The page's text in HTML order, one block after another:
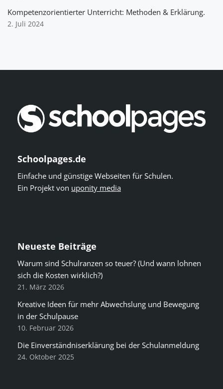
Kompetenzorientierter Unterricht: Methoden & Erklärung.
2. Juli 2024
Schoolpages.de
Einfache und günstige Webseiten für Schulen.
Ein Projekt von uponity media
Neueste Beiträge
Warum sind Schulranzen so teuer? (Und wann lohnen
sich die Kosten wirklich?)
21. März 2026
Kreative Ideen für mehr Abwechslung und Bewegung
in der Schulpause
10. Februar 2026
Die Einverständniserklärung bei der Schulanmeldung
24. Oktober 2025